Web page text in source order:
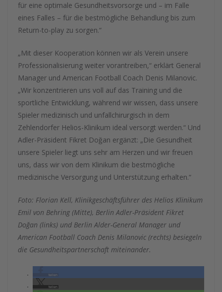
für eine optimale Gesundheitsvorsorge und – im Falle
eines Falles – für die bestmögliche Behandlung bis zum
Return-to-play zu sorgen.“
„Mit dieser Kooperation können wir als Verein unsere
Professionalisierung weiter vorantreiben,“ erklärt General
Manager und American Football Coach Denis Milanovic.
„Wir konzentrieren uns voll auf das Training und die
sportliche Entwicklung, während wir wissen, dass unsere
Spieler medizinisch und unfallchirurgisch in dem
Zehlendorfer Helios-Klinikum ideal versorgt werden.“ Und
Adler-Präsident Fikret Doğan ergänzt: „Die Gesundheit
unsere Spieler liegt uns sehr am Herzen und wir freuen
uns, dass wir von dem Klinikum die bestmögliche
medizinische Versorgung und Unterstützung erhalten.“
Foto: Florian Kell, Klinikgeschäftsführer des Helios Klinikum
Emil von Behring (Mitte), Berlin Adler-Präsident Fikret
Doğan (links) und Berlin Alder-General Manager und
American Football Coach Denis Milanovic (rechts) besiegeln
die Gesundheitspartnerschaft miteinander.
teilen
teilen